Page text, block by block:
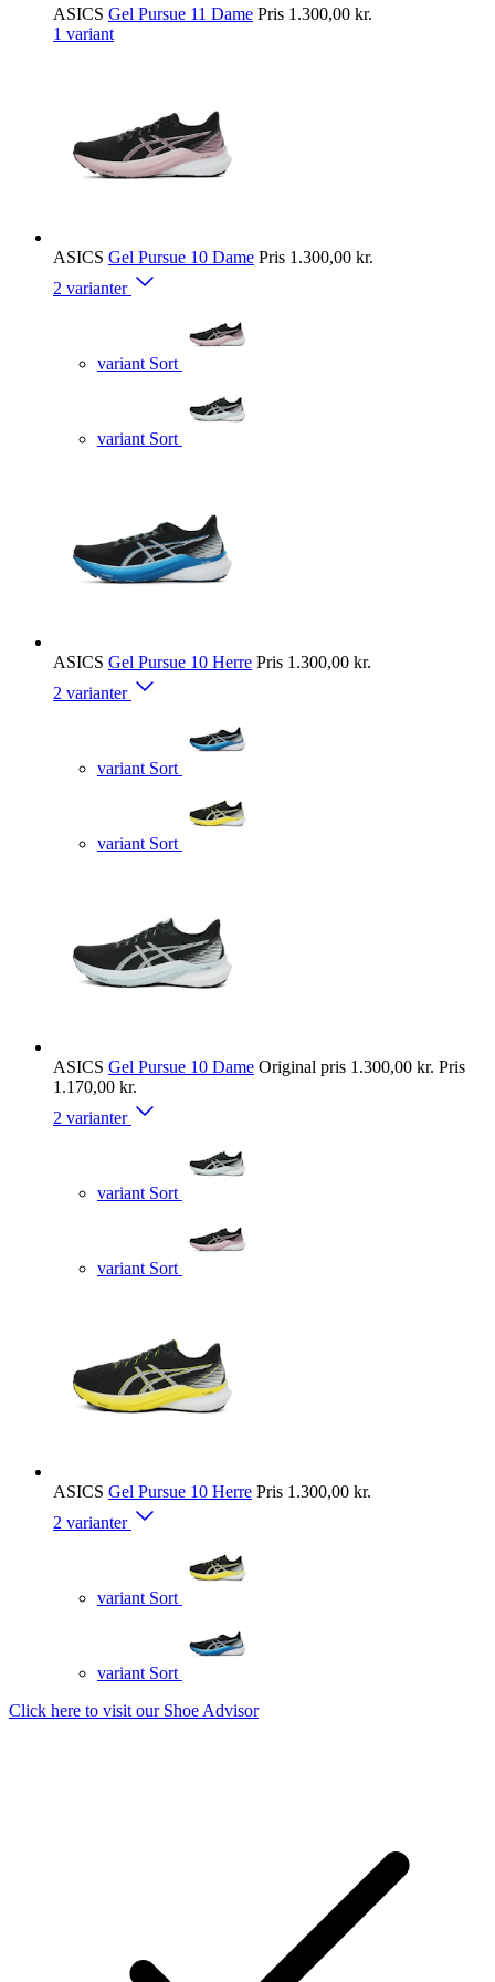
ASICS Gel Pursue 11 Dame Pris 1.300,00 kr.
1 variant
ASICS Gel Pursue 10 Dame Pris 1.300,00 kr.
2 varianter
variant Sort
variant Sort
ASICS Gel Pursue 10 Herre Pris 1.300,00 kr.
2 varianter
variant Sort
variant Sort
ASICS Gel Pursue 10 Dame Original pris 1.300,00 kr. Pris
1.170,00 kr.
2 varianter
variant Sort
variant Sort
ASICS Gel Pursue 10 Herre Pris 1.300,00 kr.
2 varianter
variant Sort
variant Sort
Click here to visit our Shoe Advisor